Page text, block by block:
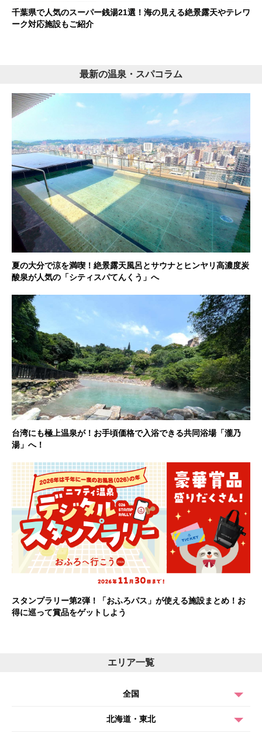
千葉県で人気のスーパー銭湯21選！海の見える絶景露天やテレワ
ーク対応施設もご紹介
最新の温泉・スパコラム
夏の大分で涼を満喫！絶景露天風呂とサウナとヒンヤリ高濃度炭
酸泉が人気の「シティスパてんくう」へ
台湾にも極上温泉が！お手頃価格で入浴できる共同浴場「瀧乃
湯」へ！
スタンプラリー第2弾！「おふろパス」が使える施設まとめ！お
得に巡って賞品をゲットしよう
エリア一覧
全国
北海道・東北